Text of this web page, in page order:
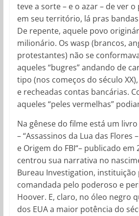
teve a sorte – e o azar – de ver
em seu território, lá pras
De repente, aquele povo
milionário. Os wasp (brancos,
protestantes) não se
aqueles “bugres” andando de
tipo (nos começos do século
e recheadas contas bancárias.
aqueles “peles vermelhas”
Na gênese do filme está um
– “Assassinos da Lua das Flores
e Origem do FBI“– publicado em
centrou sua narrativa no
Bureau Investigation, instituição
comandada pelo poderoso e
Hoover. E, claro, no óleo negro
dos EUA a maior potência do